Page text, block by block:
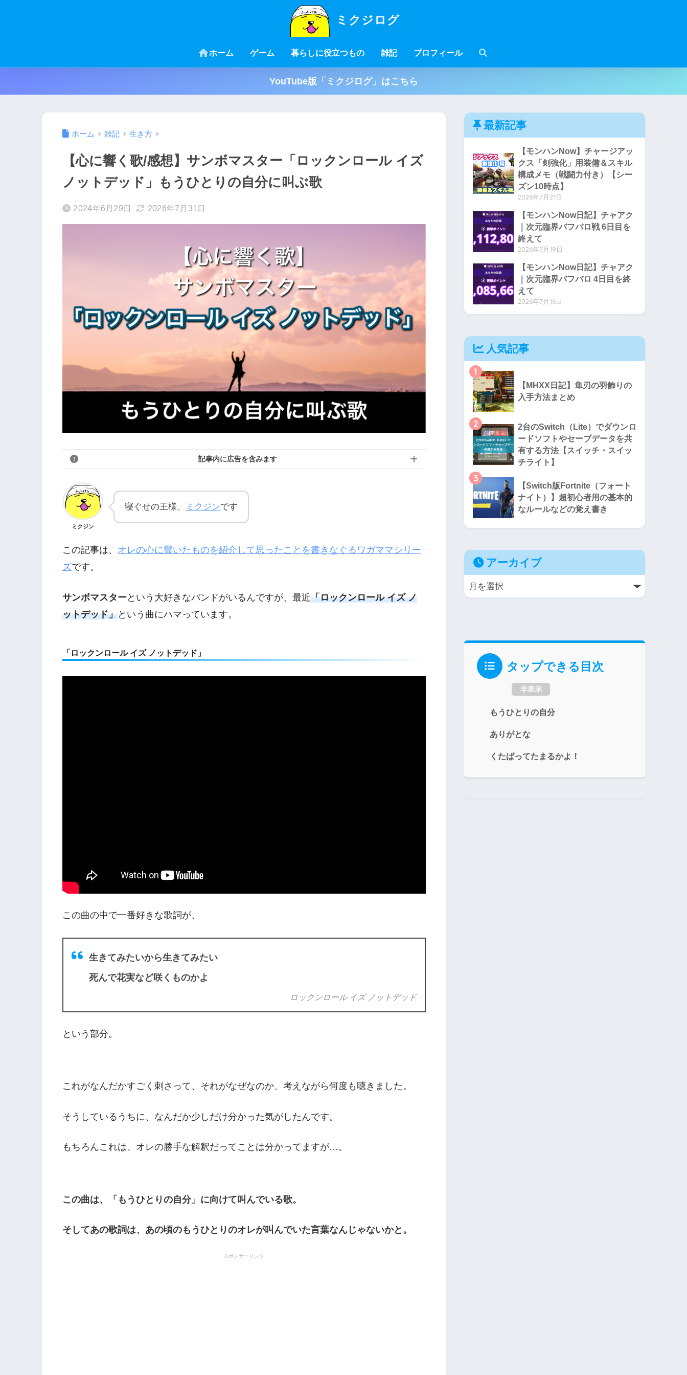
ミクジログ
ホーム ゲーム 暮らしに役立つもの 雑記 プロフィール
YouTube版「ミクジログ」はこちら
ホーム 雑記 生き方
【心に響く歌/感想】サンボマスター「ロックンロール イズ
ノットデッド」もうひとりの自分に叫ぶ歌
2024年6月29日 2026年7月31日
記事内に広告を含みます
ミクジン
寝ぐせの王様、 ミクジンです
この記事は、 オレの心に響いたものを紹介して思ったことを書きなぐるワガママシリー
ズです。
サンボマスターという大好きなバンドがいるんですが、最近「ロックンロール イズ ノ
ットデッド」という曲にハマっています。
「ロックンロール イズ ノットデッド」
この曲の中で一番好きな歌詞が、
生きてみたいから生きてみたい
死んで花実など咲くものかよ
ロックンロール イズ ノットデッド
という部分。
これがなんだかすごく刺さって、それがなぜなのか、考えながら何度も聴きました。
そうしているうちに、なんだか少しだけ分かった気がしたんです。
もちろんこれは、オレの勝手な解釈だってことは分かってますが…。
この曲は、「もうひとりの自分」に向けて叫んでいる歌。
そしてあの歌詞は、あの頃のもうひとりのオレが叫んでいた言葉なんじゃないかと。
スポンサーリンク
最新記事
【モンハンNow】チャージアッ
クス「剣強化」用装備＆スキル
構成メモ（戦闘力付き）【シー
ズン10時点】
2026年7月21日
【モンハンNow日記】チャアク
｜次元臨界バフバロ戦 6日目を
終えて
2026年7月19日
【モンハンNow日記】チャアク
｜次元臨界バフバロ 4日目を終
えて
2026年7月16日
人気記事
1
【MHXX日記】隼刃の羽飾りの
入手方法まとめ
2
2台のSwitch（Lite）でダウンロ
ードソフトやセーブデータを共
有する方法【スイッチ・スイッ
チライト】
3
【Switch版Fortnite（フォート
ナイト）】超初心者用の基本的
なルールなどの覚え書き
アーカイブ
タップできる目次
非表示
もうひとりの自分
ありがとな
くたばってたまるかよ！